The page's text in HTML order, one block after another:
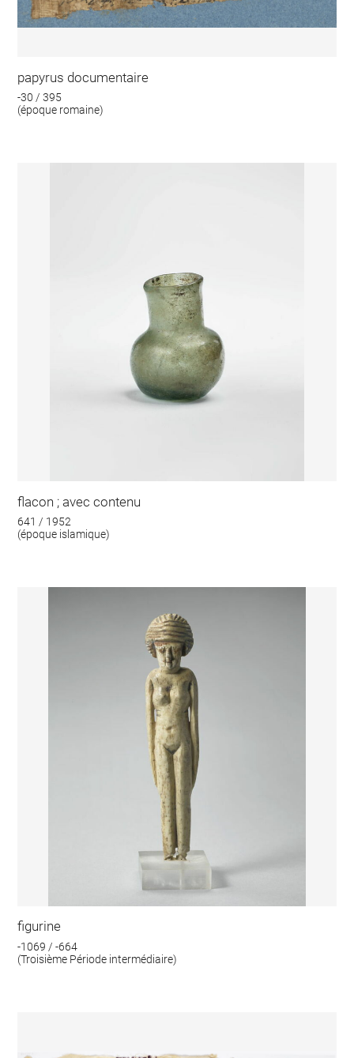
papyrus documentaire
-30 / 395
(époque romaine)
flacon ; avec contenu
641 / 1952
(époque islamique)
figurine
-1069 / -664
(Troisième Période intermédiaire)